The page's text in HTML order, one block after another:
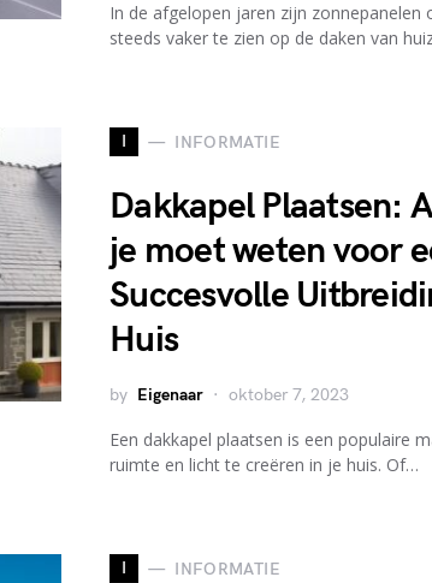
In de afgelopen jaren zijn zonnepanelen
steeds vaker te zien op de daken van
I INFORMATIE
Dakkapel Plaatsen:
je moet weten voor
Succesvolle
Huis
by Eigenaar oktober 7, 2023
Een dakkapel plaatsen is een populaire
ruimte en licht te creëren in je huis. Of…
I INFORMATIE